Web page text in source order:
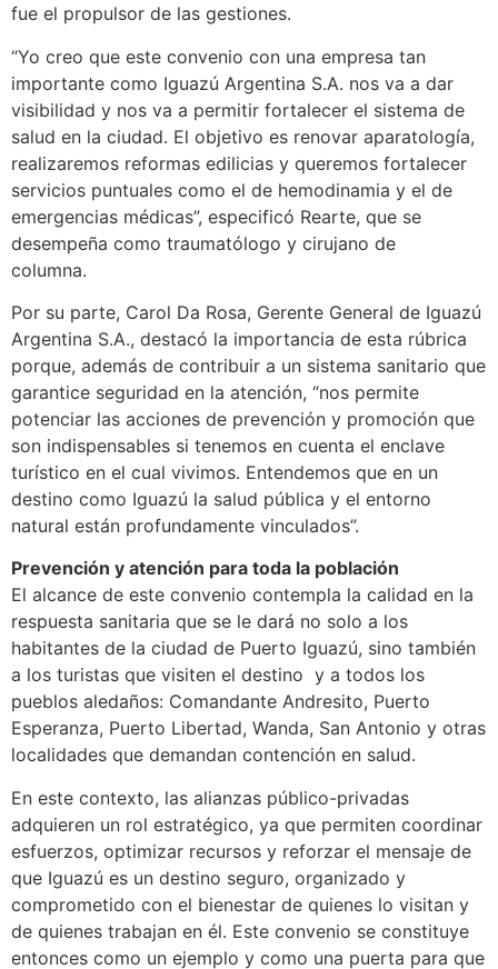
fue el propulsor de las gestiones.
“Yo creo que este convenio con una empresa tan
importante como Iguazú Argentina S.A. nos va a dar
visibilidad y nos va a permitir fortalecer el sistema de
salud en la ciudad. El objetivo es renovar aparatología,
realizaremos reformas edilicias y queremos fortalecer
servicios puntuales como el de hemodinamia y el de
emergencias médicas”, especificó Rearte, que se
desempeña como traumatólogo y cirujano de
columna.
Por su parte, Carol Da Rosa, Gerente General de Iguazú
Argentina S.A., destacó la importancia de esta rúbrica
porque, además de contribuir a un sistema sanitario que
garantice seguridad en la atención, “nos permite
potenciar las acciones de prevención y promoción que
son indispensables si tenemos en cuenta el enclave
turístico en el cual vivimos. Entendemos que en un
destino como Iguazú la salud pública y el entorno
natural están profundamente vinculados”.
Prevención y atención para toda la población
El alcance de este convenio contempla la calidad en la
respuesta sanitaria que se le dará no solo a los
habitantes de la ciudad de Puerto Iguazú, sino también
a los turistas que visiten el destino y a todos los
pueblos aledaños: Comandante Andresito, Puerto
Esperanza, Puerto Libertad, Wanda, San Antonio y otras
localidades que demandan contención en salud.
En este contexto, las alianzas público-privadas
adquieren un rol estratégico, ya que permiten coordinar
esfuerzos, optimizar recursos y reforzar el mensaje de
que Iguazú es un destino seguro, organizado y
comprometido con el bienestar de quienes lo visitan y
de quienes trabajan en él. Este convenio se constituye
entonces como un ejemplo y como una puerta para que